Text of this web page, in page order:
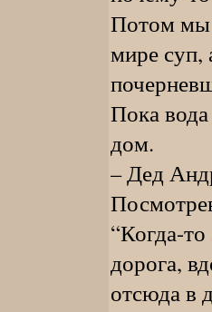
Потом мы
мире суп,
Пока
дом.
– Дед
“Когда-
дорога,
отсюда в